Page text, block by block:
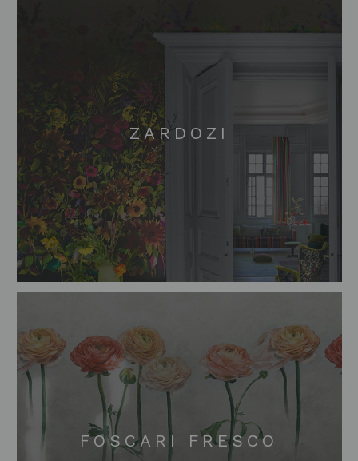
ZARDOZI
FOSCARI FRESCO